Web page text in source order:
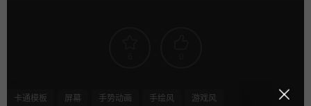
卡通模板 屏幕 手势动画 手绘风 游戏风